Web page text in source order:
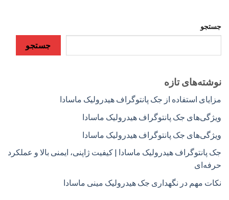
جستجو
جستجو
نوشته‌های تازه
مزایای استفاده از جک پانتوگراف هیدرولیک ماسادا
ویژگی‌های جک پانتوگراف هیدرولیک ماسادا
ویژگی‌های جک پانتوگراف هیدرولیک ماسادا
جک پانتوگراف هیدرولیک ماسادا | کیفیت ژاپنی، ایمنی بالا و عملکرد
حرفه‌ای
نکات مهم در نگهداری جک هیدرولیک مینی ماسادا